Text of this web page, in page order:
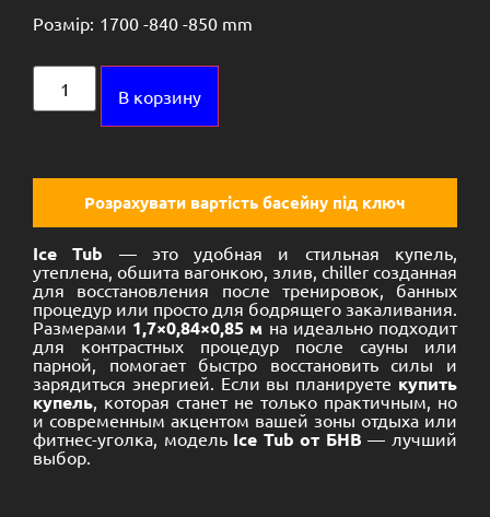
Розмір: 1700 -840 -850 mm
В корзину
Розрахувати вартість басейну під ключ
Ice Tub — это удобная и стильная купель,
утеплена, обшита вагонкою, злив, chiller созданная
для восстановления после тренировок, банных
процедур или просто для бодрящего закаливания.
Размерами 1,7×0,84×0,85 м на идеально подходит
для контрастных процедур после сауны или
парной, помогает быстро восстановить силы и
зарядиться энергией. Если вы планируете купить
купель, которая станет не только практичным, но
и современным акцентом вашей зоны отдыха или
фитнес-уголка, модель Ice Tub от БНВ — лучший
выбор.